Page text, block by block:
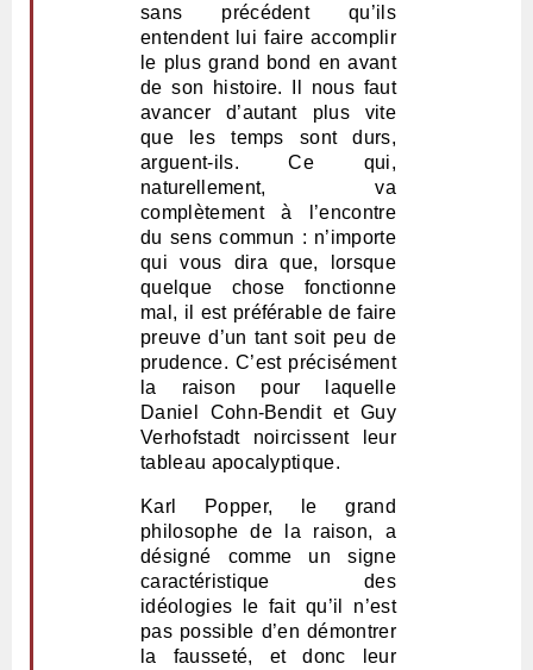
sans précédent qu’ils
entendent lui faire accomplir
le plus grand bond en avant
de son histoire. Il nous faut
avancer d’autant plus vite
que les temps sont durs,
arguent-ils. Ce qui,
naturellement, va
complètement à l’encontre
du sens commun : n’importe
qui vous dira que, lorsque
quelque chose fonctionne
mal, il est préférable de faire
preuve d’un tant soit peu de
prudence. C’est précisément
la raison pour laquelle
Daniel Cohn-Bendit et Guy
Verhofstadt noircissent leur
tableau apocalyptique.
Karl Popper, le grand
philosophe de la raison, a
désigné comme un signe
caractéristique des
idéologies le fait qu’il n’est
pas possible d’en démontrer
la fausseté, et donc leur